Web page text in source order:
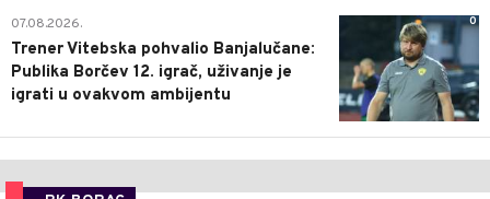
0
07.08.2026.
Trener Vitebska pohvalio Banjalučane:
Publika Borčev 12. igrač, uživanje je
igrati u ovakvom ambijentu